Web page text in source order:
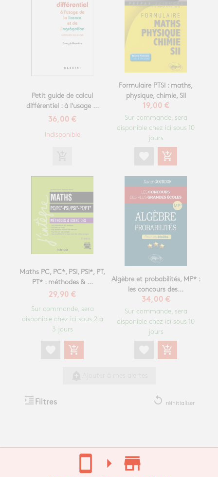
format_indent_increase Filtres replay réinitialiser
Petit guide de calcul
différentiel : à l'usage ...
36,00 €
Indisponible
Formulaire PTSI : maths,
physique, chimie, SII
19,00 €
Sur commande, sera
disponible chez ici sous 10
jours
add_shopping_cart
Maths PC, PC*, PSI, PSI*, PT,
PT* : méthodes & ...
29,90 €
Sur commande, sera
disponible chez ici sous 2 à
3 jours
add_shopping_cart
Algèbre et probabilités, MP* :
les concours des...
34,00 €
Sur commande, sera
disponible chez ici sous 10
jours
add_shopping_cart
stay_current_portrait arrow_right store_mall_directory